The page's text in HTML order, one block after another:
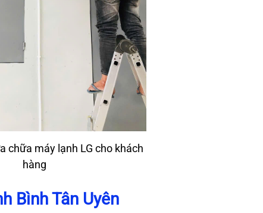
chữa máy lạnh LG cho khách
hàng
Bình Tân Uyên